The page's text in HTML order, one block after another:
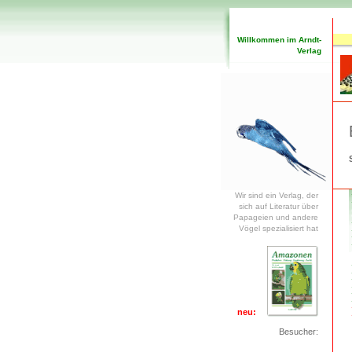
Willkommen im Arndt-
Verlag
Wir sind ein Verlag, der
sich auf Literatur über
Papageien und andere
Vögel spezialisiert hat
neu:
Besucher: